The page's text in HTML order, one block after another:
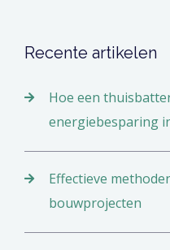
Recente artikelen
Hoe een
energiebesparing
Effectieve
bouwprojecten